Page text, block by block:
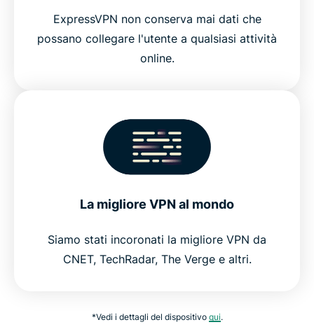
ExpressVPN non conserva mai dati che
possano collegare l'utente a qualsiasi attività
online.
La migliore VPN al mondo
Siamo stati incoronati la migliore VPN da
CNET, TechRadar, The Verge e altri.
*Vedi i dettagli del dispositivo qui.